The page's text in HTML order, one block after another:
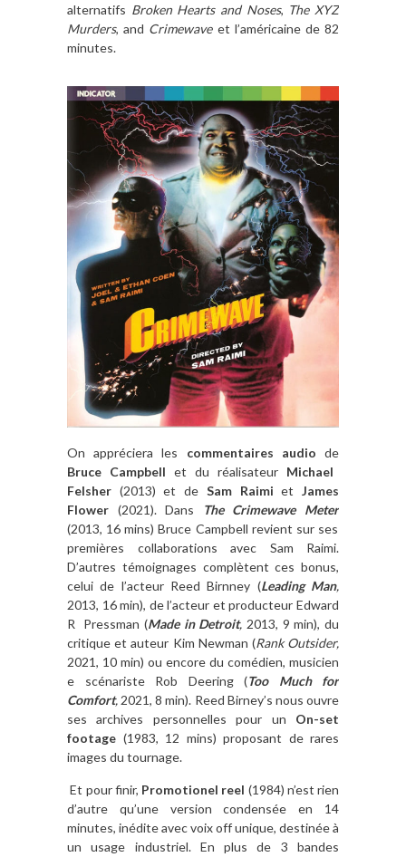
alternatifs Broken Hearts and Noses, The XYZ
Murders, and Crimewaveet l’américaine de 82
minutes.
On appréciera les commentaires audio de
Bruce Campbell et du réalisateur Michael
Felsher (2013) et de Sam Raimi etJames
Flower (2021). Dans
The Crimewave Meter
(2013, 16 mins) Bruce Campbell revient sur ses
premières collaborations avec Sam Raimi.
D’autres témoignages complètent ces bonus,
celui de l’acteur Reed Birnney (Leading Man,
2013, 16 min), de l’acteur et producteur Edward
R Pressman (Made in Detroit,2013, 9 min), du
critique et auteur Kim Newman (Rank Outsider,
2021, 10 min) ou encore du comédien, musicien
e scénariste Rob Deering (Too Much for
Comfort,2021, 8 min). Reed Birney’s nous ouvre
ses archives personnelles pour un On-set
footage (1983, 12 mins) proposant de rares
images du tournage.
Et pour finir, Promotionel reel (1984) n’est rien
d’autre qu’une version condensée en 14
minutes, inédite avec voix off unique, destinée à
un usage industriel. En plus de 3 bandes